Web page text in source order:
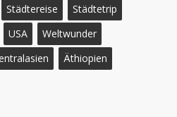
Städtereise
Städtetrip
USA
Weltwunder
Äthiopien